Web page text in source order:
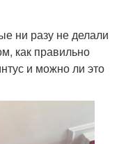
ни разу не делали
как правильно
и можно ли это